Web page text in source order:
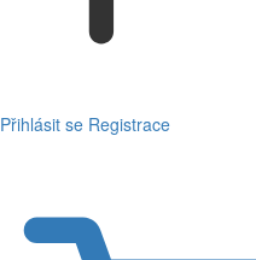
Přihlásit se Registrace